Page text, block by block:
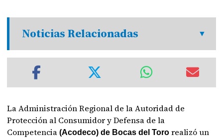
Noticias Relacionadas
La Administración Regional de la Autoridad de
Protección al Consumidor y Defensa de la
Competencia(Acodeco) de Bocas del Toro realizó un